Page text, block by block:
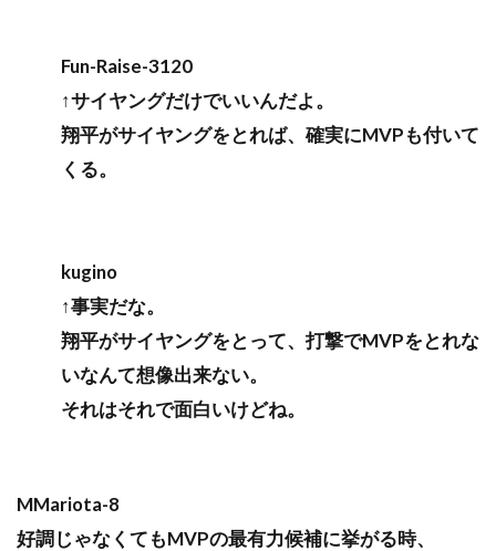
Fun-Raise-3120
↑サイヤングだけでいいんだよ。
翔平がサイヤングをとれば、確実にMVPも付いて
くる。
kugino
↑事実だな。
翔平がサイヤングをとって、打撃でMVPをとれな
いなんて想像出来ない。
それはそれで面白いけどね。
MMariota-8
好調じゃなくてもMVPの最有力候補に挙がる時、